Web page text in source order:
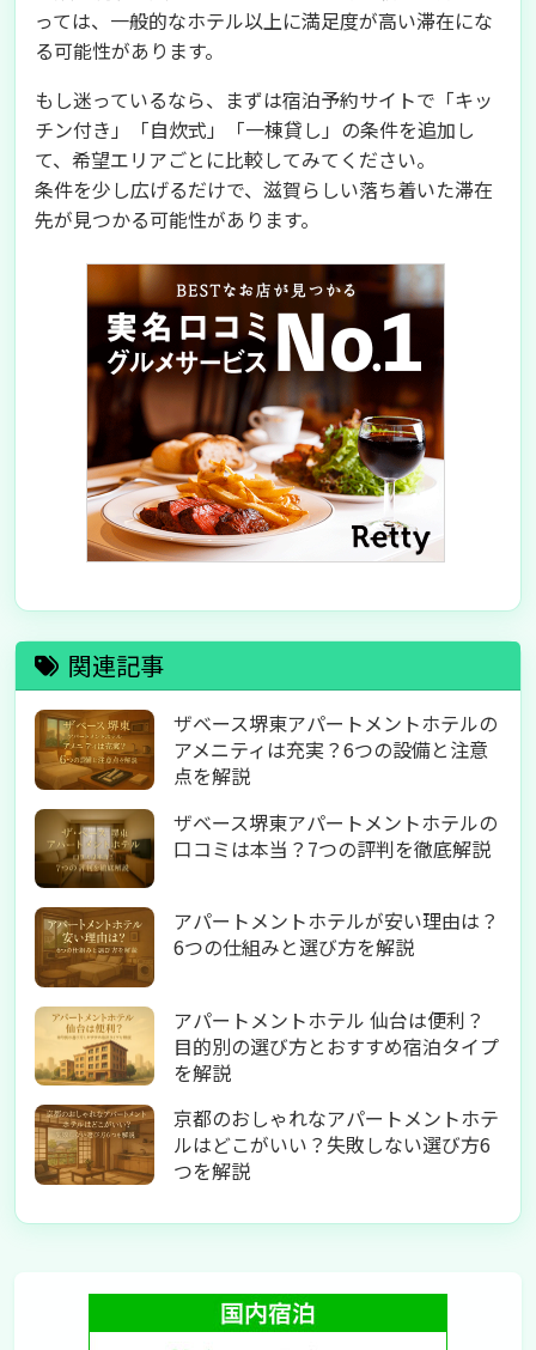
っては、一般的なホテル以上に満足度が高い滞在にな
る可能性があります。
もし迷っているなら、まずは宿泊予約サイトで「キッ
チン付き」「自炊式」「一棟貸し」の条件を追加し
て、希望エリアごとに比較してみてください。
条件を少し広げるだけで、滋賀らしい落ち着いた滞在
先が見つかる可能性があります。
関連記事
ザベース堺東アパートメントホテルの
アメニティは充実？6つの設備と注意
点を解説
ザベース堺東アパートメントホテルの
口コミは本当？7つの評判を徹底解説
アパートメントホテルが安い理由は？
6つの仕組みと選び方を解説
アパートメントホテル 仙台は便利？
目的別の選び方とおすすめ宿泊タイプ
を解説
京都のおしゃれなアパートメントホテ
ルはどこがいい？失敗しない選び方6
つを解説